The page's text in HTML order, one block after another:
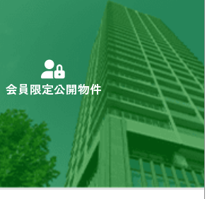
会員限定公開物件